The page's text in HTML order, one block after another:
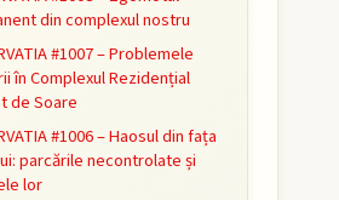
din complexul nostru
#1007 – Problemele
în Complexul Rezidențial
de Soare
#1006 – Haosul din fața
parcările necontrolate și
lor